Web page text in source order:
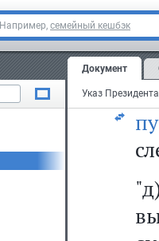
Например, семейный кешбэк
Документ